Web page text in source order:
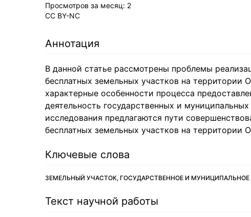
Просмотров за месяц: 2
CC BY-NC
Аннотация
В данной статье рассмотрены проблемы
бесплатных земельных участков на территории
характерные особенности процесса
деятельность государственных и
исследования предлагаются пути
бесплатных земельных участков на территории
Ключевые слова
ЗЕМЕЛЬНЫЙ УЧАСТОК, ГОСУДАРСТВЕННОЕ И
Текст научной работы